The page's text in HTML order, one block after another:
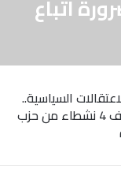
اتباع
السياسية..
تركيا توقف 4 نشطاء من حزب